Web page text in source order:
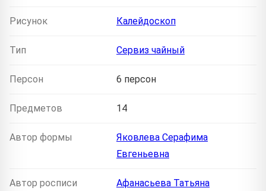
Рисунок Калейдоскоп
Тип Сервиз чайный
Персон 6 персон
Предметов 14
Автор формы
Яковлева Серафима
Евгеньевна
Автор росписи
Афанасьева Татьяна